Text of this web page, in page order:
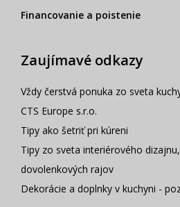
Financovanie a poistenie
Zaujímavé odkazy
Vždy čerstvá ponuka zo sveta
CTS Europe s.r.o.
Tipy ako šetriť pri kúreni
Tipy zo sveta interiérového
dovolenkových rajov
Dekorácie a doplnky v kuchyni -